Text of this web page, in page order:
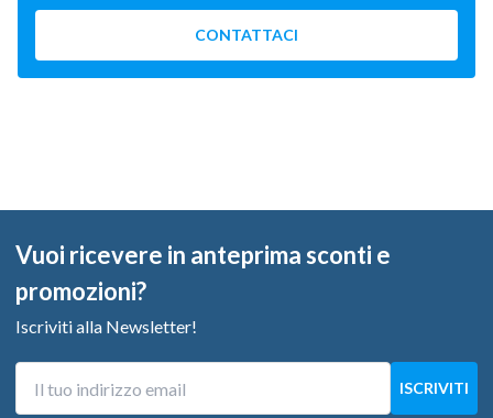
CONTATTACI
Vuoi ricevere in anteprima sconti e
promozioni?
Iscriviti alla Newsletter!